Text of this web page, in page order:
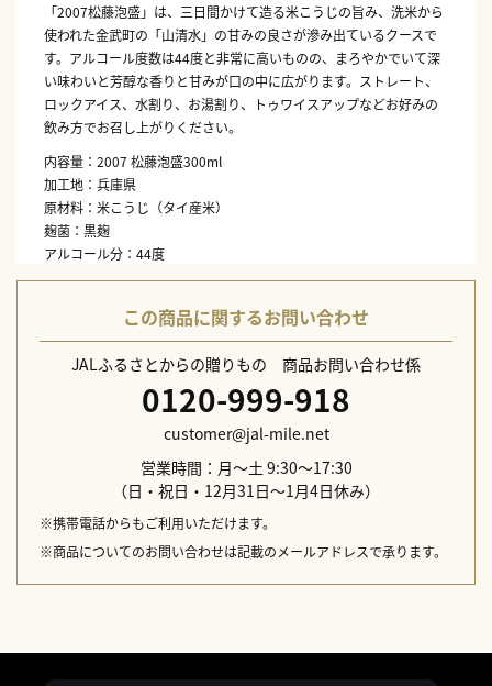
「2007松藤泡盛」は、三日間かけて造る米こうじの旨み、洗米から
使われた金武町の「山清水」の甘みの良さが滲み出ているクースで
す。アルコール度数は44度と非常に高いものの、まろやかでいて深
い味わいと芳醇な香りと甘みが口の中に広がります。ストレート、
ロックアイス、水割り、お湯割り、トゥワイスアップなどお好みの
飲み方でお召し上がりください。
内容量：2007 松藤泡盛300ml
加工地：兵庫県
原材料：米こうじ（タイ産米）
麹菌：黒麹
アルコール分：44度
蒸留方法：常圧
この商品に関するお問い合わせ
JALふるさとからの贈りもの 商品お問い合わせ係
0120-999-918
customer@jal-mile.net
営業時間：月～土 9:30～17:30
（日・祝日・12月31日～1月4日休み）
※携帯電話からもご利用いただけます。
※商品についてのお問い合わせは記載のメールアドレスで承ります。